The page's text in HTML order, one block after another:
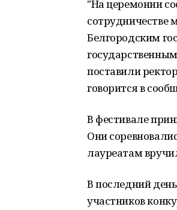
"На церемонии
сотрудничестве
Белгородским
поставили
говорится в
В фестивале
Они
лауреатам
В последний
участников